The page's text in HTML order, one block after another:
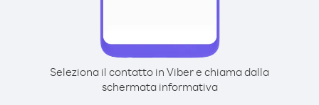
Seleziona il contatto in Viber e chiama dalla
schermata informativa